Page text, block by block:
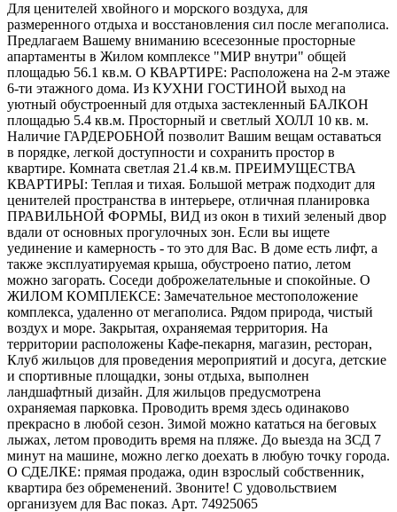
Для ценителей хвойного и морского воздуха, для
размеренного отдыха и восстановления сил после мегаполиса.
Предлагаем Вашему вниманию всесезонные просторные
апартаменты в Жилом комплексе "МИР внутри" общей
площадью 56.1 кв.м. О КВАРТИРЕ: Расположена на 2-м этаже
6-ти этажного дома. Из КУХНИ ГОСТИНОЙ выход на
уютный обустроенный для отдыха застекленный БАЛКОН
площадью 5.4 кв.м. Просторный и светлый ХОЛЛ 10 кв. м.
Наличие ГАРДЕРОБНОЙ позволит Вашим вещам оставаться
в порядке, легкой доступности и сохранить простор в
квартире. Комната светлая 21.4 кв.м. ПРЕИМУЩЕСТВА
КВАРТИРЫ: Теплая и тихая. Большой метраж подходит для
ценителей пространства в интерьере, отличная планировка
ПРАВИЛЬНОЙ ФОРМЫ, ВИД из окон в тихий зеленый двор
вдали от основных прогулочных зон. Если вы ищете
уединение и камерность - то это для Вас. В доме есть лифт, а
также эксплуатируемая крыша, обустроено патио, летом
можно загорать. Соседи доброжелательные и спокойные. О
ЖИЛОМ КОМПЛЕКСЕ: Замечательное местоположение
комплекса, удаленно от мегаполиса. Рядом природа, чистый
воздух и море. Закрытая, охраняемая территория. На
территории расположены Кафе-пекарня, магазин, ресторан,
Клуб жильцов для проведения мероприятий и досуга, детские
и спортивные площадки, зоны отдыха, выполнен
ландшафтный дизайн. Для жильцов предусмотрена
охраняемая парковка. Проводить время здесь одинаково
прекрасно в любой сезон. Зимой можно кататься на беговых
лыжах, летом проводить время на пляже. До выезда на ЗСД 7
минут на машине, можно легко доехать в любую точку города.
О СДЕЛКЕ: прямая продажа, один взрослый собственник,
квартира без обременений. Звоните! С удовольствием
организуем для Вас показ. Арт. 74925065